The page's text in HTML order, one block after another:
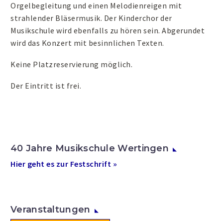
Orgelbegleitung und einen Melodienreigen mit
strahlender Bläsermusik. Der Kinderchor der
Musikschule wird ebenfalls zu hören sein. Abgerundet
wird das Konzert mit besinnlichen Texten.
Keine Platzreservierung möglich.
Der Eintritt ist frei.
40 Jahre Musikschule Wertingen
Hier geht es zur Festschrift »
Veranstaltungen